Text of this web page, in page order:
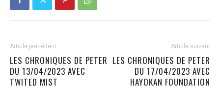
Article précédent
LES CHRONIQUES DE PETER
DU 13/04/2023 AVEC
TWITED MIST
Article suivant
LES CHRONIQUES DE PETER
DU 17/04/2023 AVEC
HAYOKAN FOUNDATION